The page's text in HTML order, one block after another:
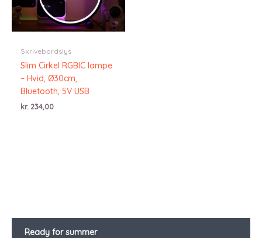
Ready for summer
Skrivebordslys
Slim Cirkel RGBIC lampe
– Hvid, Ø30cm,
Bluetooth, 5V USB
kr.234,00